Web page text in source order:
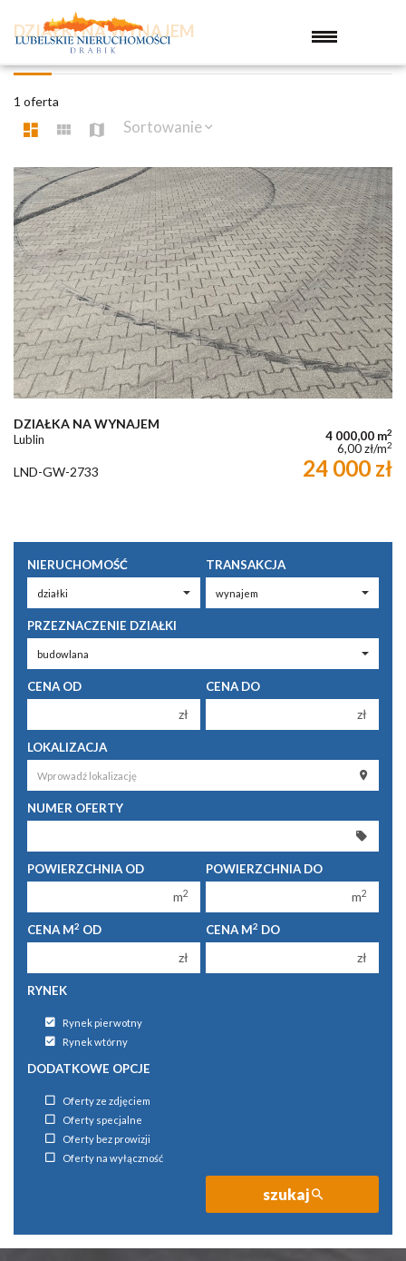
DZIAŁKI NA WYNAJEM
1 oferta
Sortowanie
DZIAŁKA NA WYNAJEM
Lublin 4 000,00 m2
6,00 zł/m2
LND-GW-2733 24 000 zł
NIERUCHOMOŚĆ TRANSAKCJA
PRZEZNACZENIE DZIAŁKI
CENA OD
zł
150 000 zł
300 000 zł
350 000 zł
400 000 zł
CENA DO
zł
300 000 zł
350 000 zł
400 000 zł
LOKALIZACJA
NUMER OFERTY
POWIERZCHNIA OD
m2
POWIERZCHNIA DO
m2
CENA M2 OD
zł
CENA M2 DO
zł
RYNEK
Rynek pierwotny
Rynek wtórny
DODATKOWE OPCJE
Oferty ze zdjęciem
Oferty specjalne
Oferty bez prowizji
Oferty na wyłączność
szukaj